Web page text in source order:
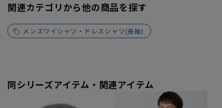
関連カテゴリから他の商品を探す
メンズワイシャツ・ドレスシャツ(長袖)
同シリーズアイテム・関連アイテム